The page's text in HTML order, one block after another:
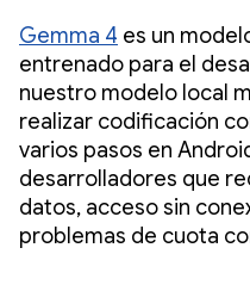
Gemma 4 es un
entrenado para el
nuestro modelo local
realizar codificación
varios pasos en
desarrolladores que
datos, acceso sin
problemas de cuota